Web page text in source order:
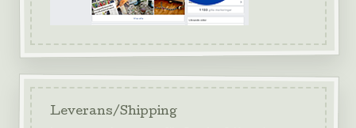
Leverans/Shipping